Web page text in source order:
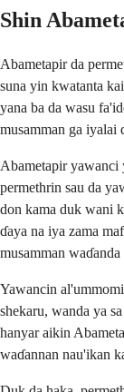
Shin
Abametapir da
suna yin kwatanta
yana ba da wasu
musamman ga iyalai
Abametapir yawanci
permethrin sau da
don kama duk wani
ɗaya na iya zama
musamman
Yawancin
shekaru, wanda ya
hanyar aikin
waɗannan nau'ikan